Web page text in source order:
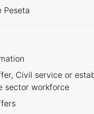
Peseta
Civil service or
sector workforce